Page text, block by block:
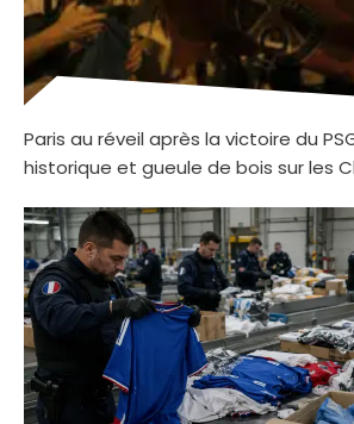
Paris au réveil après la victoire du
historique et gueule de bois sur les